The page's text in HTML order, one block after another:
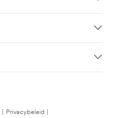
Privacybeleid